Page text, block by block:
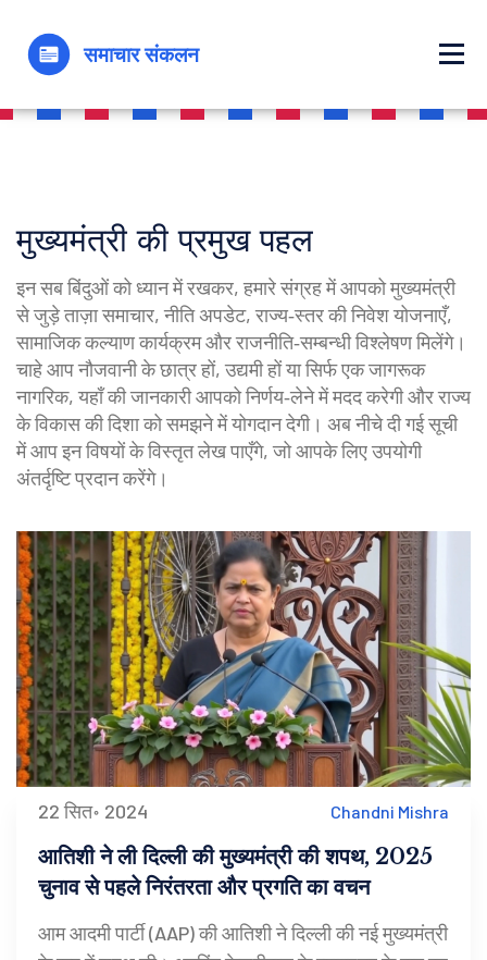
मुख्यमंत्री की प्रमुख पहल
इन सब बिंदुओं को ध्यान में रखकर, हमारे संग्रह में आपको मुख्यमंत्री
से जुड़े ताज़ा समाचार, नीति अपडेट, राज्य‑स्तर की निवेश योजनाएँ,
सामाजिक कल्याण कार्यक्रम और राजनीति‑सम्बन्धी विश्लेषण मिलेंगे।
चाहे आप नौजवानी के छात्र हों, उद्यमी हों या सिर्फ एक जागरूक
नागरिक, यहाँ की जानकारी आपको निर्णय‑लेने में मदद करेगी और राज्य
के विकास की दिशा को समझने में योगदान देगी। अब नीचे दी गई सूची
में आप इन विषयों के विस्तृत लेख पाएँगे, जो आपके लिए उपयोगी
अंतर्दृष्टि प्रदान करेंगे।
22 सित॰ 2024 Chandni Mishra
आतिशी ने ली दिल्ली की मुख्यमंत्री की शपथ, 2025
चुनाव से पहले निरंतरता और प्रगति का वचन
आम आदमी पार्टी (AAP) की आतिशी ने दिल्ली की नई मुख्यमंत्री